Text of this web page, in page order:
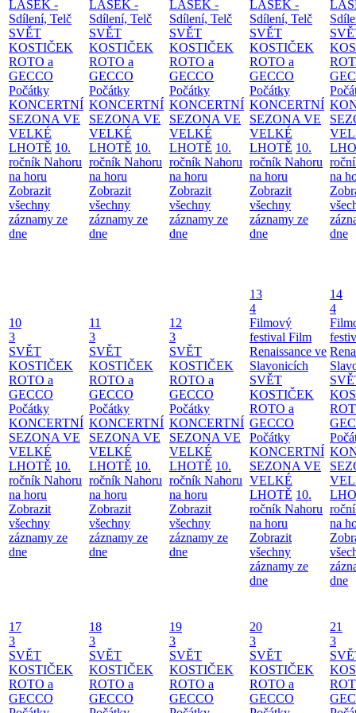
LÁSEK -
Sdílení, Telč
SVĚT
KOSTIČEK
ROTO a
GECCO
Počátky
KONCERTNÍ
SEZONA VE
VELKÉ
LHOTĚ 10.
ročník Nahoru
na horu
Zobrazit
všechny
záznamy ze
dne
LÁSEK -
Sdílení, Telč
SVĚT
KOSTIČEK
ROTO a
GECCO
Počátky
KONCERTNÍ
SEZONA VE
VELKÉ
LHOTĚ 10.
ročník Nahoru
na horu
Zobrazit
všechny
záznamy ze
dne
LÁSEK -
Sdílení, Telč
SVĚT
KOSTIČEK
ROTO a
GECCO
Počátky
KONCERTNÍ
SEZONA VE
VELKÉ
LHOTĚ 10.
ročník Nahoru
na horu
Zobrazit
všechny
záznamy ze
dne
LÁSEK -
Sdílení, Telč
SVĚT
KOSTIČEK
ROTO a
GECCO
Počátky
KONCERTNÍ
SEZONA VE
VELKÉ
LHOTĚ 10.
ročník Nahoru
na horu
Zobrazit
všechny
záznamy ze
dne
na
dne
10
3
SVĚT
KOSTIČEK
ROTO a
GECCO
Počátky
KONCERTNÍ
SEZONA VE
VELKÉ
LHOTĚ 10.
ročník Nahoru
na horu
Zobrazit
všechny
záznamy ze
dne
11
3
SVĚT
KOSTIČEK
ROTO a
GECCO
Počátky
KONCERTNÍ
SEZONA VE
VELKÉ
LHOTĚ 10.
ročník Nahoru
na horu
Zobrazit
všechny
záznamy ze
dne
12
3
SVĚT
KOSTIČEK
ROTO a
GECCO
Počátky
KONCERTNÍ
SEZONA VE
VELKÉ
LHOTĚ 10.
ročník Nahoru
na horu
Zobrazit
všechny
záznamy ze
dne
13
4
Filmový
festival Film
Renaissance ve
Slavonicích
SVĚT
KOSTIČEK
ROTO a
GECCO
Počátky
KONCERTNÍ
SEZONA VE
VELKÉ
LHOTĚ 10.
ročník Nahoru
na horu
Zobrazit
všechny
záznamy ze
dne
14
4
na
dne
17
3
SVĚT
KOSTIČEK
ROTO a
GECCO
18
3
SVĚT
KOSTIČEK
ROTO a
GECCO
19
3
SVĚT
KOSTIČEK
ROTO a
GECCO
20
3
SVĚT
KOSTIČEK
ROTO a
GECCO
21
3